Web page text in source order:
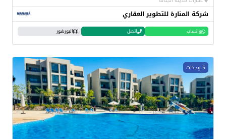
شركة المنارة للتطوير العقاري
واتساب اتصل البورشور
5 وحدات